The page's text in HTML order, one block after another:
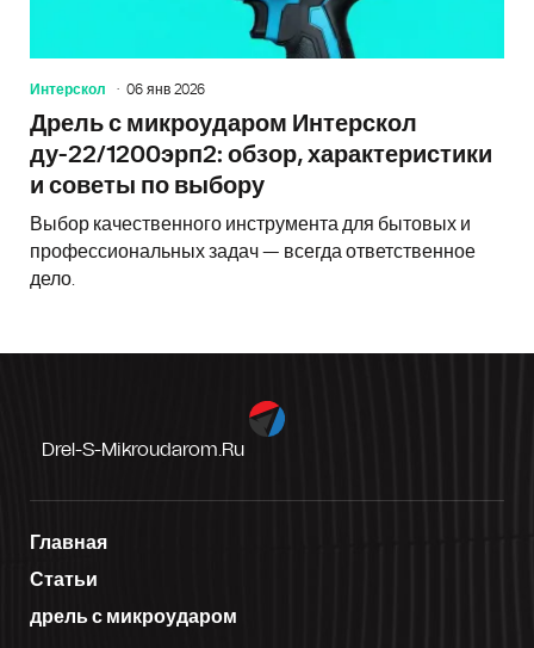
Интерскол 06 янв 2026
Дрель с микроударом Интерскол
ду-22/1200эрп2: обзор, характеристики
и советы по выбору
Выбор качественного инструмента для бытовых и
профессиональных задач — всегда ответственное
дело.
Drel-S-Mikroudarom.ru
Главная
Статьи
дрель с микроударом